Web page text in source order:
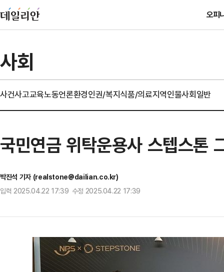
오피
사회
사건사고교육노동언론환경인권/복지식품/의료지역인물사회일반
국민연금 위탁운용사 스텝스톤
박진석 기자 (realstone@dailian.co.kr)
입력 2025.04.22 17:39 수정 2025.04.22 17:39